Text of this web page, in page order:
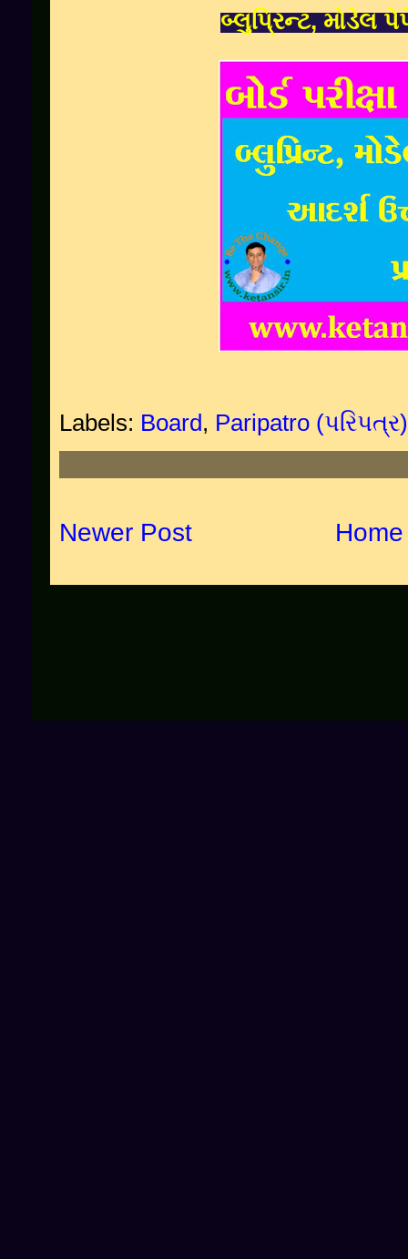
બ્લુપ્રિન્ટ, મોડેલ
Labels: Board, Paripatro (પરિપત્ર)
Newer Post Home